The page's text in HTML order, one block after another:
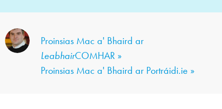
Proinsias Mac a' Bhaird ar
LeabhairCOMHAR »
Proinsias Mac a' Bhaird ar Portráidi.ie »